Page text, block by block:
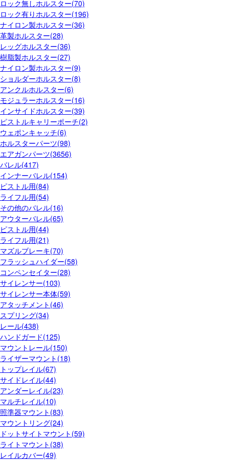
ロック無しホルスター(70)
ロック有りホルスター(196)
ナイロン製ホルスター(36)
革製ホルスター(28)
レッグホルスター(36)
樹脂製ホルスター(27)
ナイロン製ホルスター(9)
ショルダーホルスター(8)
アンクルホルスター(6)
モジュラーホルスター(16)
インサイドホルスター(39)
ピストルキャリーポーチ(2)
ウェポンキャッチ(6)
ホルスターパーツ(98)
エアガンパーツ(3656)
バレル(417)
インナーバレル(154)
ピストル用(84)
ライフル用(54)
その他のバレル(16)
アウターバレル(65)
ピストル用(44)
ライフル用(21)
マズルブレーキ(70)
フラッシュハイダー(58)
コンペンセイター(28)
サイレンサー(103)
サイレンサー本体(59)
アタッチメント(46)
スプリング(34)
レール(438)
ハンドガード(125)
マウントレール(150)
ライザーマウント(18)
トップレイル(67)
サイドレイル(44)
アンダーレイル(23)
マルチレイル(10)
照準器マウント(83)
マウントリング(24)
ドットサイトマウント(59)
ライトマウント(38)
レイルカバー(49)